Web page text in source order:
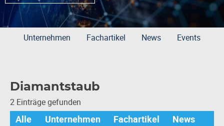
Unternehmen Fachartikel News Events
Diamantstaub
2 Einträge gefunden
Alle Unternehmen Fachartikel
News